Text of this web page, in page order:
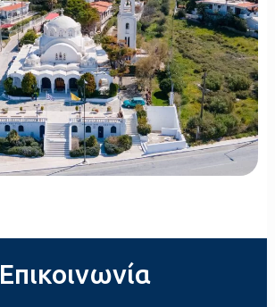
Επικοινωνία